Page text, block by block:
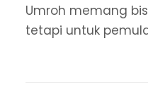
Umroh memang
tetapi untuk